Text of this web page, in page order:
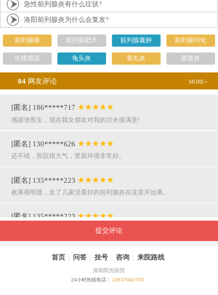
急性前列腺炎有什么症状?
洛阳前列腺炎为什么会复发?
前列腺痛 前列腺肥大 前列腺囊肿 前列腺钙化
生殖感染 龟头炎 睾丸炎 尿道炎
04 网友评论 MORE+
[匿名] 186*****717 ★★★★★
感谢张医生，现在我女朋友对我的功夫很满意!
[匿名] 130*****626 ★★★★★
还不错，医院很大气，里面环境非常好。
[匿名] 135*****223 ★★★★★
效果很明显，走了几家没看好的前列腺炎在这里开始果。
[匿名] 135*****223 ★★★★★
呵呵，就是屌，你们医院护士穿着挺漂亮的。
[匿名] 155*****941★★★★★
提交评论
首页 | 问答 | 挂号 | 咨询 | 来院路线
洛阳阳光医院
24小时热线电话： 15837940750